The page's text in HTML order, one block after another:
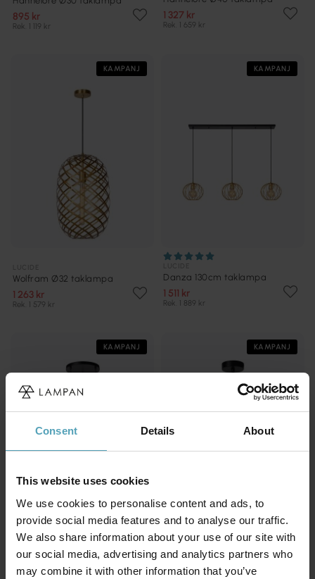
Consent Details About
This website uses cookies
We use cookies to personalise content and ads, to
provide social media features and to analyse our traffic.
We also share information about your use of our site with
our social media, advertising and analytics partners who
may combine it with other information that you’ve
895 kr
Rek. 1 119 kr
1 327 kr
Rek. 1 659 kr
KAMPANJ
Wolfram Ø32 taklampa
1 263 kr
Rek. 1 579 kr
KAMPANJ
Danza 130cm taklampa
1 511 kr
Rek. 1 889 kr
KAMPANJ
Danza Ø50 taklampa
1 335 kr
KAMPANJ
LUCIDE
Danza Ø25 taklampa
383 kr